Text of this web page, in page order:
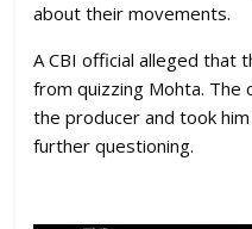
about their movements.
A CBI official alleged that
from quizzing Mohta.
the producer and took
further questioning.